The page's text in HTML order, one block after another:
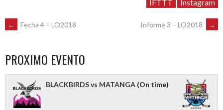
IFTTT
Instagram
POST
NAVIGATION
← Fecha 4 – LO2018 Informe 3 – LO2018 →
PROXIMO EVENTO
BLACKBIRDS vs MATANGA (On time)